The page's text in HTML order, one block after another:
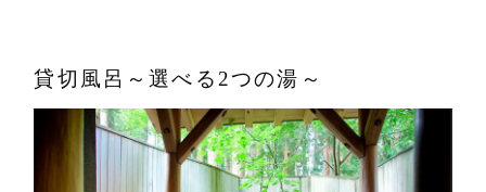
貸切風呂～選べる2つの湯～